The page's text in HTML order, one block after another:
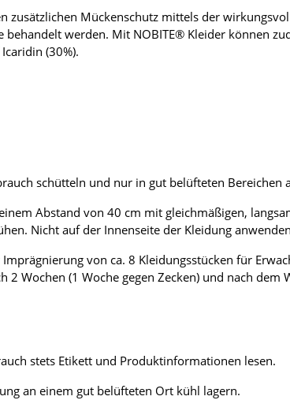
zusätzlichen Mückenschutz mittels der
werden. Mit NOBITE® Kleider können
(30%).
schütteln und nur in gut belüfteten Bereichen
Abstand von 40 cm mit gleichmäßigen,
Nicht auf der Innenseite der Kleidung
von ca. 8 Kleidungsstücken für
2 Wochen (1 Woche gegen Zecken) und nach dem
stets Etikett und Produktinformationen lesen.
an einem gut belüfteten Ort kühl lagern.